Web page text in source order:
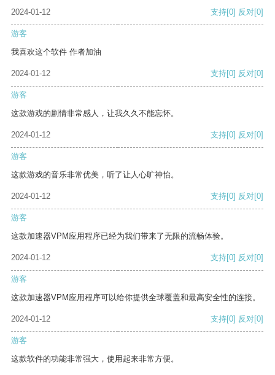
2024-01-12 支持[0] 反对[0]
游客
我喜欢这个软件 作者加油
2024-01-12 支持[0] 反对[0]
游客
这款游戏的剧情非常感人，让我久久不能忘怀。
2024-01-12 支持[0] 反对[0]
游客
这款游戏的音乐非常优美，听了让人心旷神怡。
2024-01-12 支持[0] 反对[0]
游客
这款加速器VPM应用程序已经为我们带来了无限的流畅体验。
2024-01-12 支持[0] 反对[0]
游客
这款加速器VPM应用程序可以给你提供全球覆盖和最高安全性的连接。
2024-01-12 支持[0] 反对[0]
游客
这款软件的功能非常强大，使用起来非常方便。